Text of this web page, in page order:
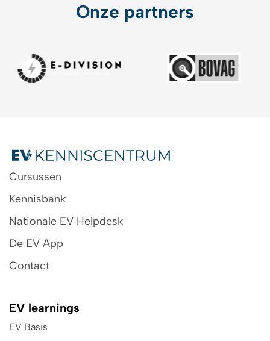
Onze partners
Cursussen
Kennisbank
Nationale EV Helpdesk
De EV App
Contact
EV learnings
EV Basis